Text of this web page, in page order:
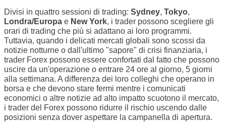
Divisi in quattro sessioni di trading: Sydney, Tokyo,
Londra/Europa e New York, i trader possono scegliere gli
orari di trading che più si adattano ai loro programmi.
Tuttavia, quando i delicati mercati globali sono scossi da
notizie notturne o dall'ultimo "sapore" di crisi finanziaria, i
trader Forex possono essere confortati dal fatto che possono
uscire da un'operazione o entrare 24 ore al giorno, 5 giorni
alla settimana. A differenza dei loro colleghi che operano in
borsa e che devono stare fermi mentre i comunicati
economici o altre notizie ad alto impatto scuotono il mercato,
i trader del Forex possono ridurre il rischio uscendo dalle
posizioni senza dover aspettare la campanella di apertura.